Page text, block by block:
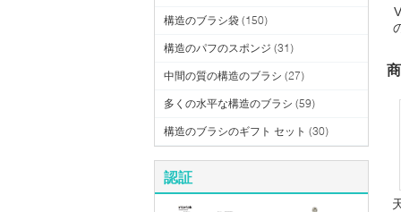
構造のブラシ袋 (150)
構造のパフのスポンジ (31)
中間の質の構造のブラシ (27)
多くの水平な構造のブラシ (59)
構造のブラシのギフト セット (30)
認証